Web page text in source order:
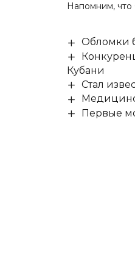
Напомним,
Обломки
Кубани
Стал
Первые